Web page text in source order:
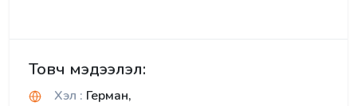
Товч мэдээлэл:
Хэл : Герман,